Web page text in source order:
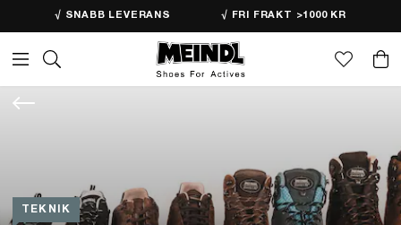
√ SNABB LEVERANS √ FRI FRAKT >1000 KR
TEKNIK